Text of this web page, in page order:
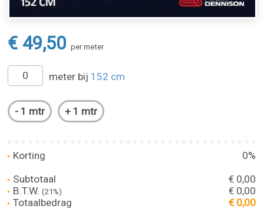
€ 49,50 per meter
meter bij 152 cm
Korting
0%
Subtotaal
€ 0,00
B.T.W.(21%)
€ 0,00
Totaalbedrag
€ 0,00